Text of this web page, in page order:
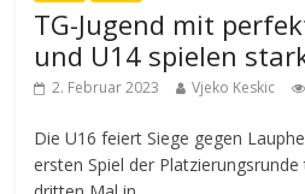
TG-Jugend mit
und U14 spielen
2. Februar 2023 Vjeko Keskic
Die U16 feiert Siege gegen
ersten Spiel der